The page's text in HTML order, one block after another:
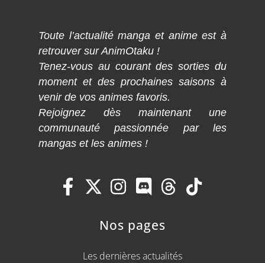
Toute l’actualité manga et anime est à
retrouver sur AnimOtaku !
Tenez-vous au courant des sorties du
moment et des prochaines saisons à
venir de vos animes favoris.
Rejoignez dès maintenant une
communauté passionnée par les
mangas et les animes !
Nos pages
Les dernières actualités